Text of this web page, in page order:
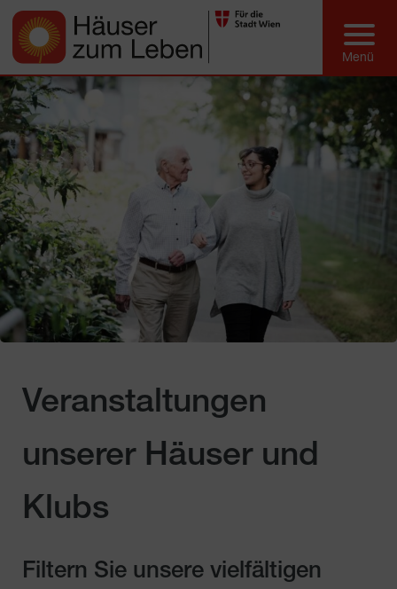
Veranstaltungen
unserer Häuser und
Klubs
Filtern Sie unsere vielfältigen